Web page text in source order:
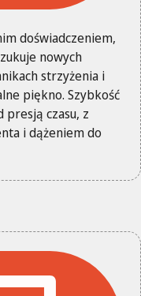
doświadczeniem,
nowych
strzyżenia i
piękno. Szybkość
presją czasu, z
i dążeniem do